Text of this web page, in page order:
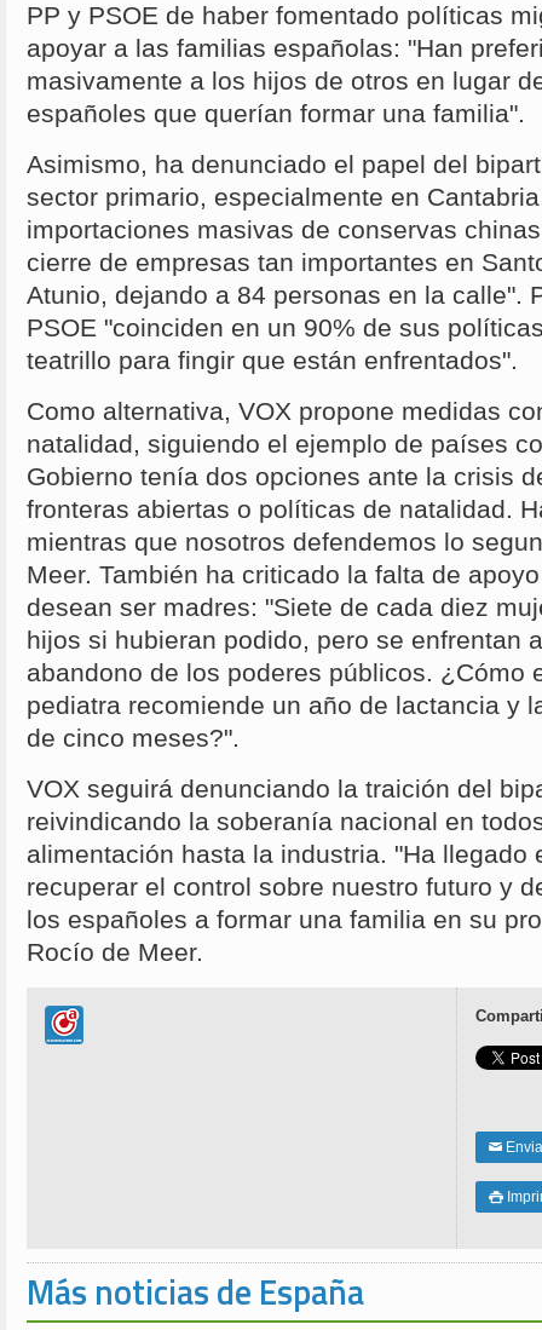
PP y PSOE de haber fomentado políticas
apoyar a las familias españolas: "Han
masivamente a los hijos de otros en lugar
españoles que querían formar una familia".
Asimismo, ha denunciado el papel del
sector primario, especialmente en
importaciones masivas de conservas
cierre de empresas tan importantes en
Atunio, dejando a 84 personas en la calle".
PSOE "coinciden en un 90% de sus
teatrillo para fingir que están enfrentados".
Como alternativa, VOX propone medidas
natalidad, siguiendo el ejemplo de países
Gobierno tenía dos opciones ante la crisis
fronteras abiertas o políticas de natalidad.
mientras que nosotros defendemos lo
Meer. También ha criticado la falta de
desean ser madres: "Siete de cada diez
hijos si hubieran podido, pero se enfrentan
abandono de los poderes públicos. ¿Cómo
pediatra recomiende un año de lactancia y
de cinco meses?".
VOX seguirá denunciando la traición del
reivindicando la soberanía nacional en
alimentación hasta la industria. "Ha llegado
recuperar el control sobre nuestro futuro y
los españoles a formar una familia en su
Rocío de Meer.
✉

Más noticias de España